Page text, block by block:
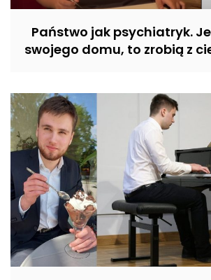
Państwo jak psychiatryk.
swojego domu, to zrobią z